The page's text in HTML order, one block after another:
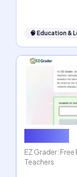
🧠 Education &
EZ Grader:
Teachers